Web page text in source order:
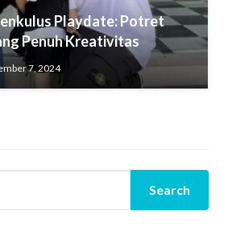
Playdate: Potret
Penuh Kreativitas
7, 2024